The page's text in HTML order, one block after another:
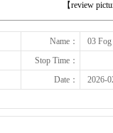
【review
Name：
03
Stop Time：
Date：
2026-